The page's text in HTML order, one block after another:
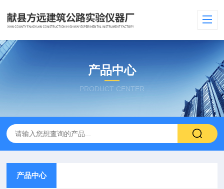
产品中心
PRODUCT CENTER
产品中心